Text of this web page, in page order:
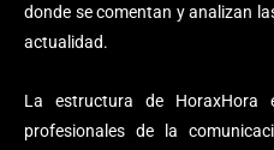
donde se comentan y analizan
actualidad.
La estructura de
profesionales de la